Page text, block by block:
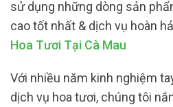
sử dụng những dòng sản
cao tốt nhất & dịch vụ hoàn
Hoa Tươi Tại Cà Mau
Với nhiều năm kinh nghiệm
dịch vụ hoa tươi, chúng tôi